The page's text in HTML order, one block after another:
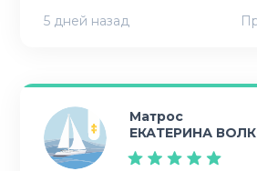
5 дней назад
Матрос
ЕКАТЕРИНА